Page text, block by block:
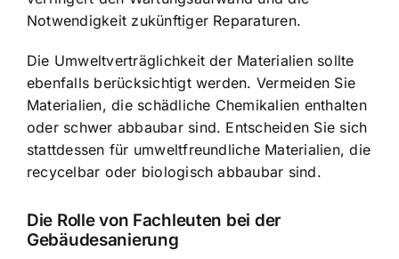
Notwendigkeit zukünftiger Reparaturen.
Die Umweltverträglichkeit der Materialien sollte
ebenfalls berücksichtigt werden. Vermeiden Sie
Materialien, die schädliche Chemikalien enthalten
oder schwer abbaubar sind. Entscheiden Sie sich
stattdessen für umweltfreundliche Materialien, die
recycelbar oder biologisch abbaubar sind.
Die Rolle von Fachleuten bei der
Gebäudesanierung